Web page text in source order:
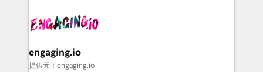
advanced optimization & adoption 📍 São Paulo, BR
• Des Moines, IA • New York, NY
operacional de receita conectando equipes
Também somos distribuidores oficiais da HubSpot
e de mais de 150 softwares globais permitindo
engaging.io
提供元：engaging.io